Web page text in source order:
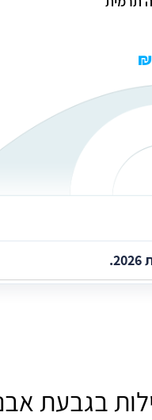
בגבעת